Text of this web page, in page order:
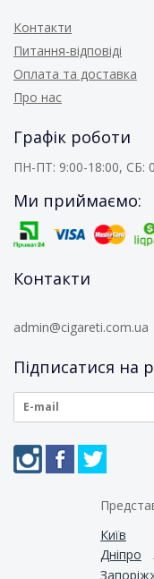
Контакти
Питання-відповіді
Оплата та доставка
Про нас
Графік роботи
ПН-ПТ: 9:00-18:00, СБ:
Ми приймаємо:
Контакти
admin@cigareti.com.ua
Підписатися на
Київ
Дніпро